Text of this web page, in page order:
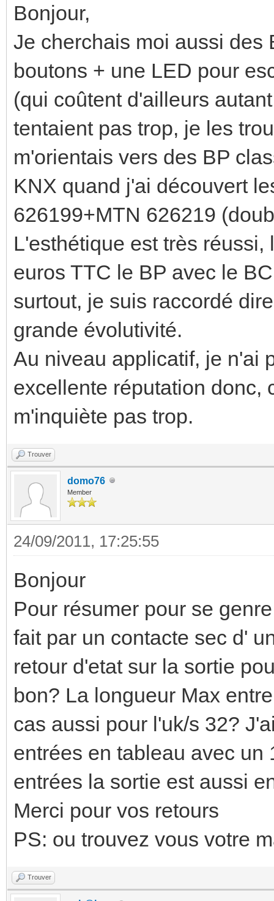
Bonjour,
Je cherchais moi aussi des
boutons + une LED pour
(qui coûtent d'ailleurs
tentaient pas trop, je les
m'orientais vers des BP
KNX quand j'ai découvert
626199+MTN 626219
L'esthétique est très
euros TTC le BP avec le
surtout, je suis raccordé
grande évolutivité.
Au niveau applicatif, je n'ai
excellente réputation donc,
m'inquiète pas trop.
Trouver
domo76
Member
24/09/2011, 17:25:55
Bonjour
Pour résumer pour se
fait par un contacte sec d'
retour d'etat sur la sortie
bon? La longueur Max
cas aussi pour l'uk/s 32?
entrées en tableau avec un
entrées la sortie est aussi
Merci pour vos retours
PS: ou trouvez vous votre
Trouver